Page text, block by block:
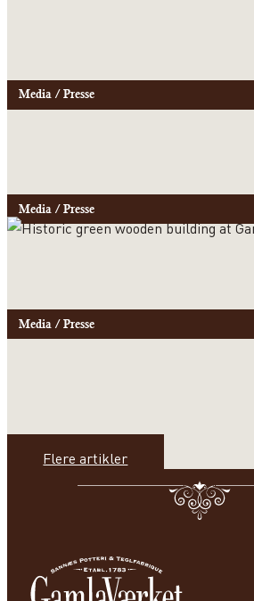
Media / Presse
Media / Presse
Media / Presse
Flere artikler